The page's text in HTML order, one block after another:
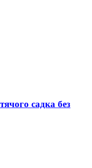
садка без